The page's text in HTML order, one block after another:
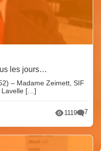
les jours…
– Madame Zeimett, SIF
Lavelle […]
1119 7